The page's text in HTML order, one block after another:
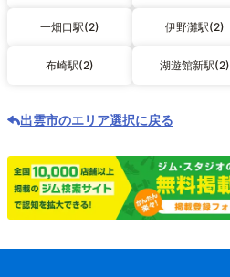
一畑口駅(2) 伊野灘駅(2)
布崎駅(2) 湖遊館新駅(2)
出雲市のエリア選択に戻る